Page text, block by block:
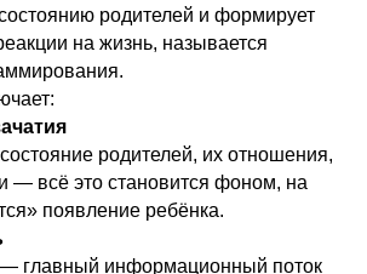
родителей и формирует
на жизнь, называется
родителей, их отношения,
— всё это становится фоном, на
появление ребёнка.
главный информационный поток